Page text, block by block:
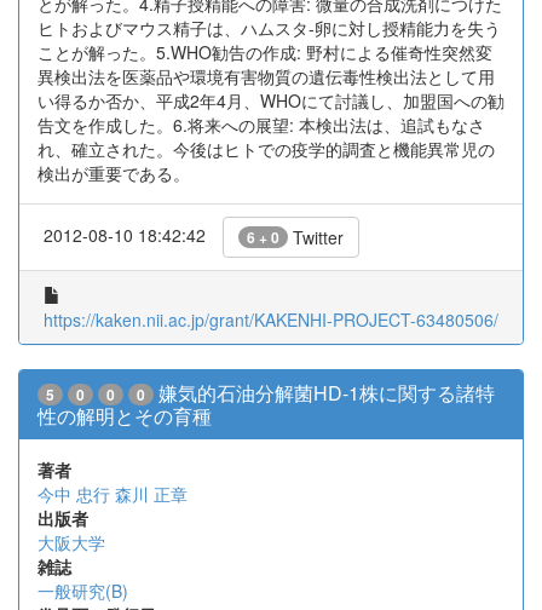
ヒトおよびマウス精子は、ハムスタ-卵に対し授精能力を失う
ことが解った。5.WHO勧告の作成: 野村による催奇性突然変
異検出法を医薬品や環境有害物質の遺伝毒性検出法として用
い得るか否か、平成2年4月、WHOにて討議し、加盟国への勧
告文を作成した。6.将来への展望: 本検出法は、追試もなさ
れ、確立された。今後はヒトでの疫学的調査と機能異常児の
検出が重要である。
2012-08-10 18:42:42 6 + 0 Twitter
https://kaken.nii.ac.jp/grant/KAKENHI-PROJECT-63480506/
5 0 0 0
嫌気的石油分解菌HD-1株に関する諸特
性の解明とその育種
著者
今中 忠行 森川 正章
出版者
大阪大学
雑誌
一般研究(B)